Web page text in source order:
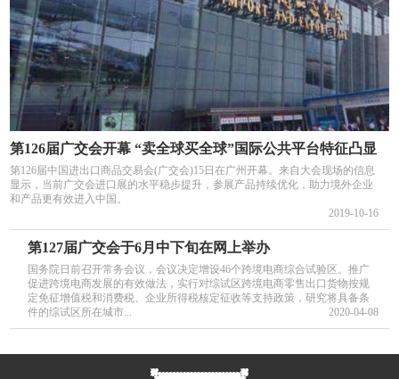
第126届广交会开幕 “卖全球买全球”国际公共平台特征凸显
第126届中国进出口商品交易会(广交会)15日在广州开幕。来自大会现场的信息
显示，当前广交会进口展的水平稳步提升，参展产品持续优化，助力境外企业
和产品更有效进入中国。
2019-10-16
第127届广交会于6月中下旬在网上举办
国务院日前召开常务会议，会议决定增设46个跨境电商综合试验区。推广
促进跨境电商发展的有效做法，实行对综试区跨境电商零售出口货物按规
定免征增值税和消费税、企业所得税核定征收等支持政策，研究将具备条
件的综试区所在城市...
2020-04-08